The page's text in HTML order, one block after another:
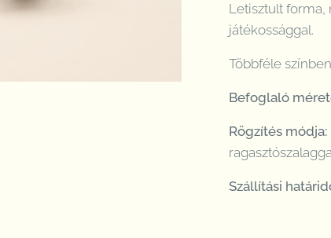
Letisztult forma,
játékossággal.
Többféle
Befoglaló
Rögzítés módja:
Szállítási